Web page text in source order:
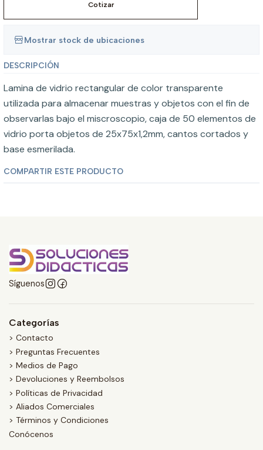
Cotizar
Mostrar stock de ubicaciones
DESCRIPCIÓN
Lamina de vidrio rectangular de color transparente
utilizada para almacenar muestras y objetos con el fin de
observarlas bajo el miscroscopio, caja de 50 elementos de
vidrio porta objetos de 25x75x1,2mm, cantos cortados y
base esmerilada.
COMPARTIR ESTE PRODUCTO
Síguenos
Categorías
> Contacto
> Preguntas Frecuentes
> Medios de Pago
> Devoluciones y Reembolsos
> Políticas de Privacidad
> Aliados Comerciales
> Términos y Condiciones
Conócenos